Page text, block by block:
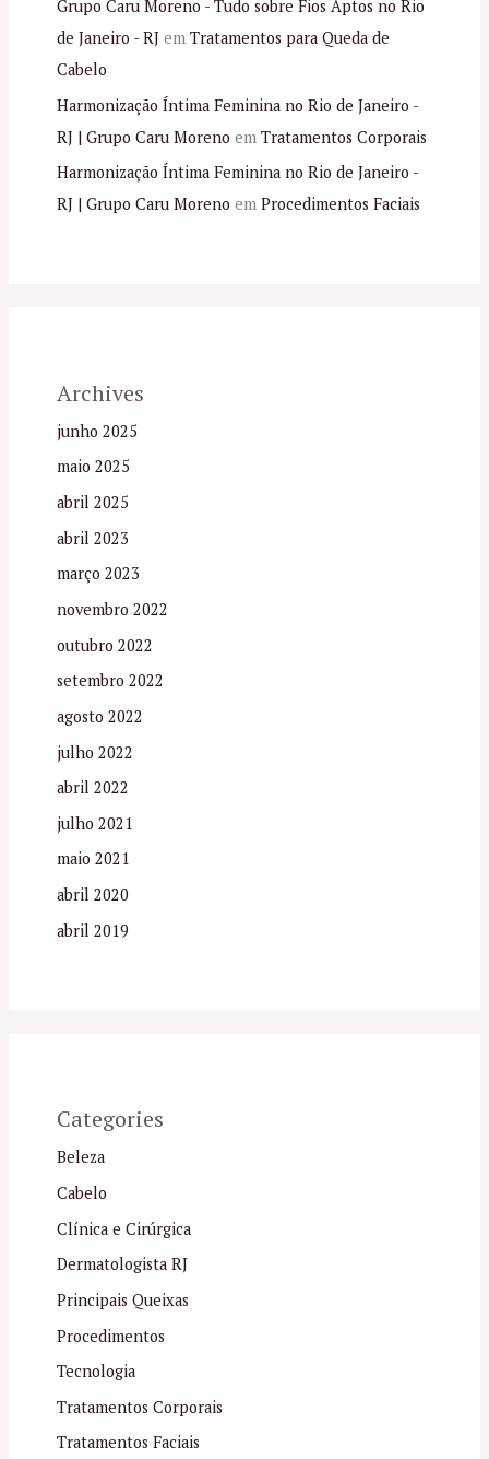
Grupo Caru Moreno - Tudo sobre Fios Aptos no Rio
de Janeiro - RJem Tratamentos para Queda de
Cabelo
Harmonização Íntima Feminina no Rio de Janeiro -
RJ | Grupo Caru Moreno em Tratamentos Corporais
Harmonização Íntima Feminina no Rio de Janeiro -
RJ | Grupo Caru Moreno em Procedimentos Faciais
Archives
junho 2025
maio 2025
abril 2025
abril 2023
março 2023
novembro 2022
outubro 2022
setembro 2022
agosto 2022
julho 2022
abril 2022
julho 2021
maio 2021
abril 2020
abril 2019
Categories
Beleza
Cabelo
Clínica e Cirúrgica
Dermatologista RJ
Principais Queixas
Procedimentos
Tecnologia
Tratamentos Corporais
Tratamentos Faciais